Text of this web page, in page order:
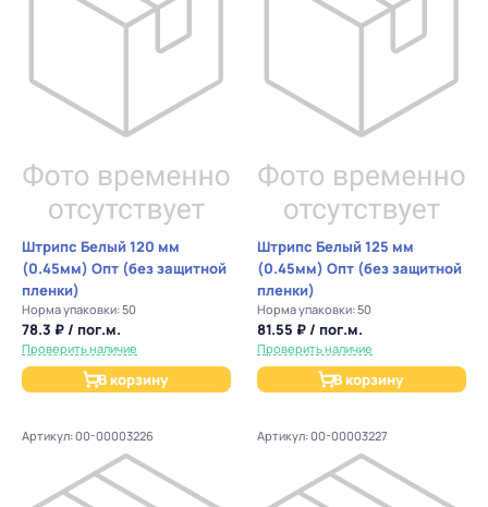
Штрипс Белый 120 мм
(0.45мм) Опт (без защитной
пленки)
Норма упаковки: 50
78.3 ₽ / пог.м.
Проверить наличие
В корзину
Штрипс Белый 125 мм
(0.45мм) Опт (без защитной
пленки)
Норма упаковки: 50
81.55 ₽ / пог.м.
Проверить наличие
В корзину
Артикул: 00-00003226 Артикул: 00-00003227